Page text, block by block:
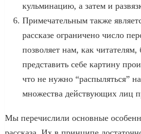
кульминацию, а затем и
Примечательным также
рассказе ограничено число
позволяет нам, как читателям,
представить себе картину
что не нужно “распыляться”
множества действующих лиц
Мы перечислили основные